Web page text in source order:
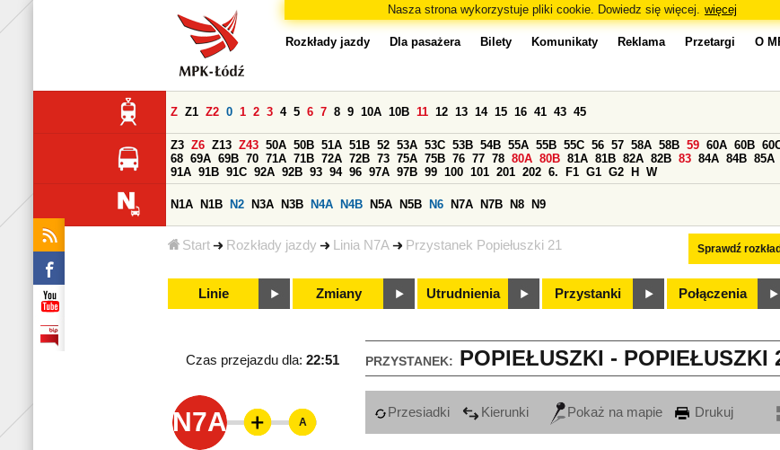
Nasza strona wykorzystuje pliki cookie. Dowiedz się więcej. więcej
Start Rozkłady jazdy Linia N7A Przystanek Popiełuszki 21
Rozkłady jazdy Dla pasażera Bilety Komunikaty Reklama Przetargi O
Sprawdź
Z Z1 Z2 0 1 2 3 4 5 6 7 8 9 10A 10B 11 12 13 14 15 16 41 43 45
Z3 Z6 Z13 Z43 50A 50B 51A 51B 52 53A 53C 53B 54B 55A 55B 55C 56 57 58A 58B 59 60A 60B
68 69A 69B 70 71A 71B 72A 72B 73 75A 75B 76 77 78 80A 80B 81A 81B 82A 82B 83 84A 84B 85A
91A 91B 91C 92A 92B 93 94 96 97A 97B 99 100 101 201 202 6. F1 G1 G2 H W
N1A N1B N2 N3A N3B N4A N4B N5A N5B N6 N7A N7B N8 N9
Linie Zmiany Utrudnienia Przystanki Połączenia
PRZYSTANEK: POPIEŁUSZKI - POPIEŁUSZKI
Czas przejazdu dla: 22:51
N7A Przesiadki Kierunki Pokaż na mapie Drukuj
A